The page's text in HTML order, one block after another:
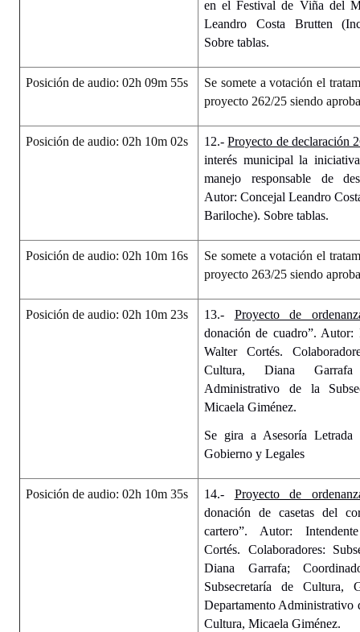
en el Festival de Viña del
Leandro Costa Brutten
Sobre tablas.
Posición de audio: 02h 09m 55s
Se somete a votación el
proyecto 262/25 siendo
Posición de audio: 02h 10m 02s 12.-Proyecto de declaración
interés municipal la
manejo responsable de
Autor: Concejal Leandro
Bariloche). Sobre tablas.
Posición de audio: 02h 10m 16s
Se somete a votación el
proyecto 263/25 siendo
Posición de audio: 02h 10m 23s 13.- Proyecto de
donación de cuadro”. Autor:
Walter Cortés.
Cultura, Diana
Administrativo de la
Micaela Giménez.
Se gira a Asesoría
Gobierno y Legales
Posición de audio: 02h 10m 35s 14.- Proyecto de
donación de casetas del
cartero”. Autor:
Cortés. Colaboradores:
Diana Garrafa;
Subsecretaría de Cultura,
Departamento Administrativo
Cultura, Micaela Giménez.